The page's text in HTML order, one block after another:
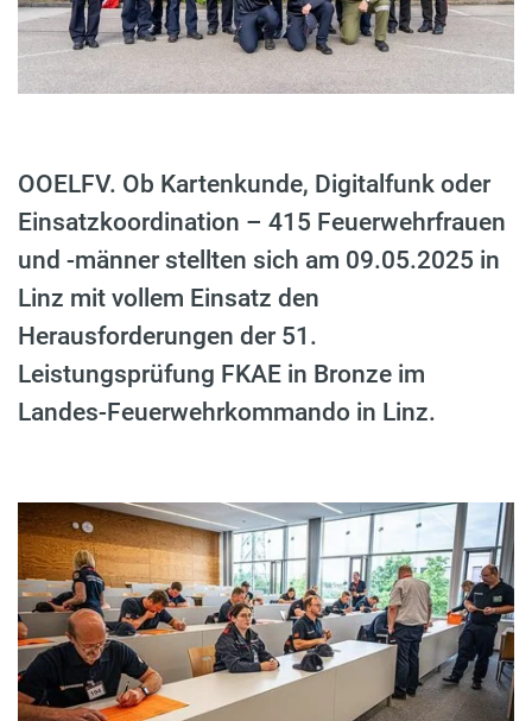
OOELFV. Ob Kartenkunde, Digitalfunk oder
Einsatzkoordination – 415 Feuerwehrfrauen
und -männer stellten sich am 09.05.2025 in
Linz mit vollem Einsatz den
Herausforderungen der 51.
Leistungsprüfung FKAE in Bronze im
Landes-Feuerwehrkommando in Linz.